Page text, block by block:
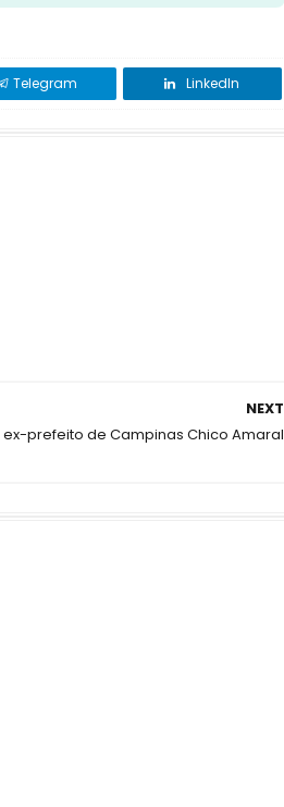
Telegram LinkedIn
NEXT
ex-prefeito de Campinas Chico Amaral